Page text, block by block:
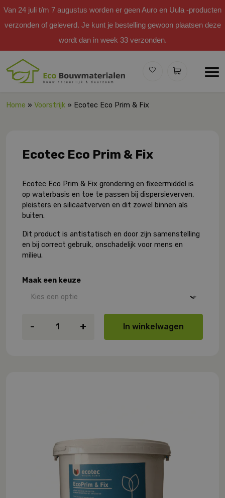
Van 24 juli t/m 7 augustus worden er geen Auro en Uula -producten
verzonden of geleverd. Je kunt je bestelling gewoon plaatsen deze
wordt dan in week 33 verzonden.
Home » Voorstrijk » Ecotec Eco Prim & Fix
Ecotec Eco Prim & Fix
Ecotec Eco Prim & Fix grondering en fixeermiddel is
op waterbasis en toe te passen bij dispersieverven,
pleisters en silicaatverven en dit zowel binnen als
buiten.
Dit product is antistatisch en door zijn samenstelling
en bij correct gebruik, onschadelijk voor mens en
milieu.
Maak een keuze
-
Eco
+ In winkelwagen